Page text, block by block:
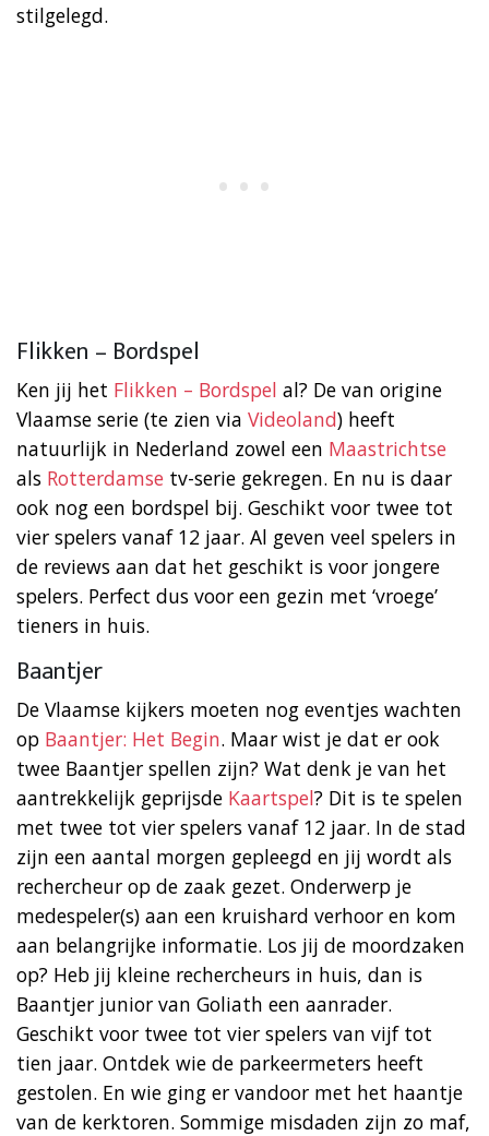
stilgelegd.
Flikken – Bordspel
Ken jij het Flikken – Bordspel al? De van origine
Vlaamse serie (te zien via Videoland) heeft
natuurlijk in Nederland zowel een Maastrichtse
als Rotterdamse tv-serie gekregen. En nu is daar
ook nog een bordspel bij. Geschikt voor twee tot
vier spelers vanaf 12 jaar. Al geven veel spelers in
de reviews aan dat het geschikt is voor jongere
spelers. Perfect dus voor een gezin met ‘vroege’
tieners in huis.
Baantjer
De Vlaamse kijkers moeten nog eventjes wachten
op Baantjer: Het Begin. Maar wist je dat er ook
twee Baantjer spellen zijn? Wat denk je van het
aantrekkelijk geprijsde Kaartspel? Dit is te spelen
met twee tot vier spelers vanaf 12 jaar. In de stad
zijn een aantal morgen gepleegd en jij wordt als
rechercheur op de zaak gezet. Onderwerp je
medespeler(s) aan een kruishard verhoor en kom
aan belangrijke informatie. Los jij de moordzaken
op? Heb jij kleine rechercheurs in huis, dan is
Baantjer junior van Goliath een aanrader.
Geschikt voor twee tot vier spelers van vijf tot
tien jaar. Ontdek wie de parkeermeters heeft
gestolen. En wie ging er vandoor met het haantje
van de kerktoren. Sommige misdaden zijn zo maf,